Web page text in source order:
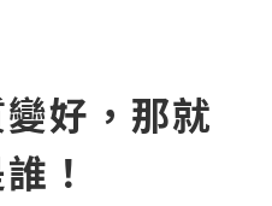
好，那就
！